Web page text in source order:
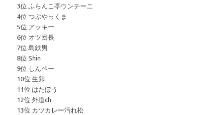
3位 ふらんこ亭ウンチーニ
4位 つぶやっくま
5位 アッキー
6位 オツ団長
7位 島鉄男
8位 Shin
9位 しんペー
10位 生卵
11位 はたぼう
12位 外道ch
13位 カツカレー汚れ松